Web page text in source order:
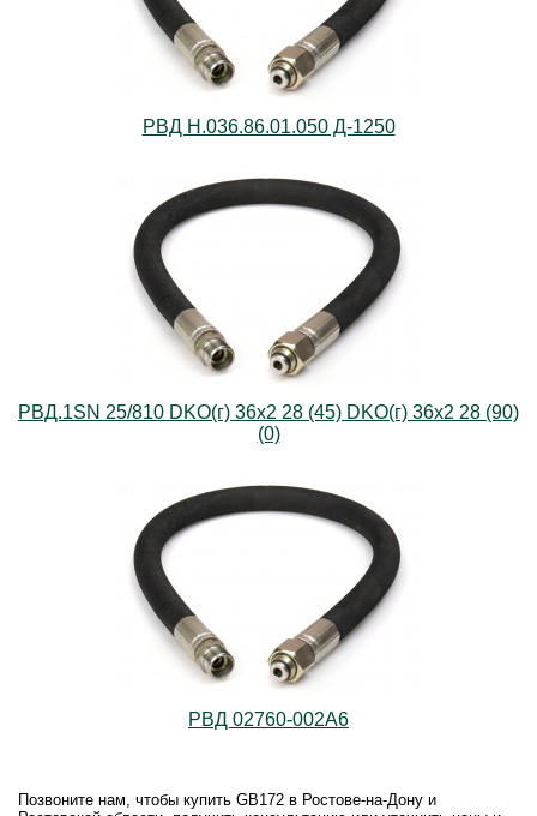
РВД Н.036.86.01.050 Д-1250
РВД.1SN 25/810 DKO(г) 36х2 28 (45) DKO(г) 36х2 28 (90)
(0)
РВД 02760-002A6
Позвоните нам, чтобы купить GB172 в Ростове-на-Дону и